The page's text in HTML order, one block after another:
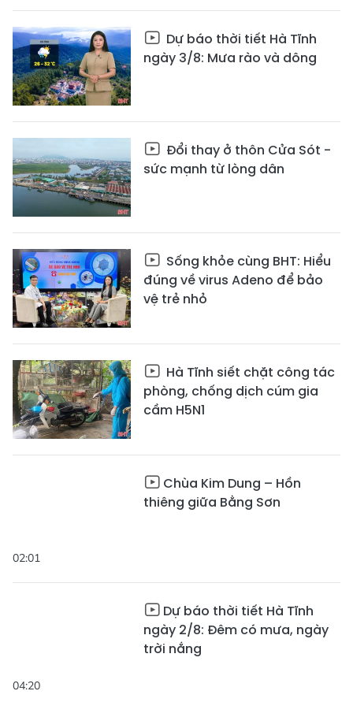
Dự báo thời tiết Hà Tĩnh
ngày 3/8: Mưa rào và dông
Đổi thay ở thôn Cửa Sót -
sức mạnh từ lòng dân
Sống khỏe cùng BHT: Hiểu
đúng về virus Adeno để bảo
vệ trẻ nhỏ
Hà Tĩnh siết chặt công tác
phòng, chống dịch cúm gia
cầm H5N1
02:01
Chùa Kim Dung – Hồn
thiêng giữa Bằng Sơn
04:20
Dự báo thời tiết Hà Tĩnh
ngày 2/8: Đêm có mưa, ngày
trời nắng